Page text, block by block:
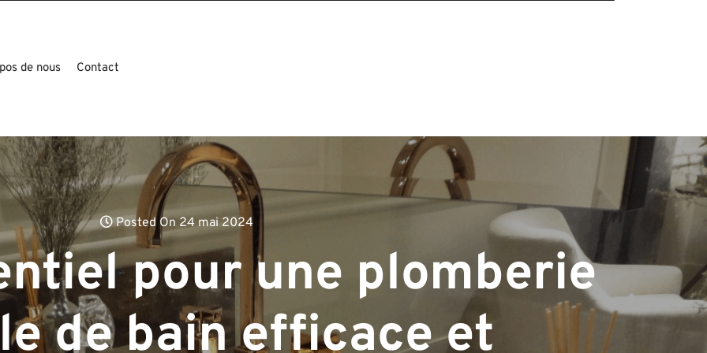
de nous Contact
Posted On 24 mai 2024
pour une plomberie
de bain efficace et